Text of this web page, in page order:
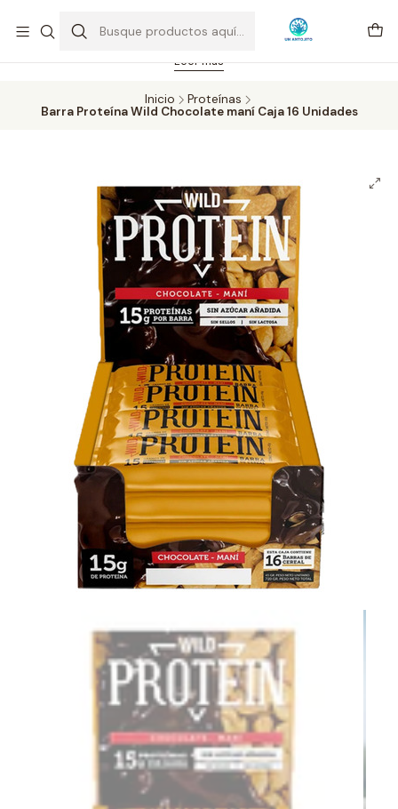
Feriado 21-05-2026 atención hasta las 14 hrs. Envío GRATIS mismo
día solo área Metropolitana Santiago por compras desde CLP 39.900.
Pedidos hasta 16 hrs., sábados y domingos hasta 14 hrs.
Leer más
Inicio
Proteínas
Barra Proteína Wild Chocolate maní Caja 16 Unidades